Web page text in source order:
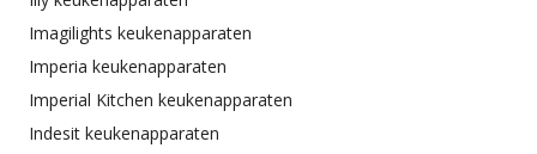
Imagilights keukenapparaten
Imperia keukenapparaten
Imperial Kitchen keukenapparaten
Indesit keukenapparaten